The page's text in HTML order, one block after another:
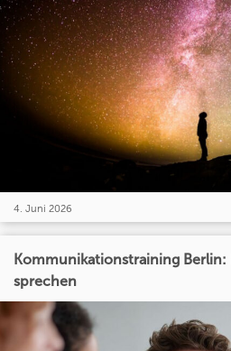
4. Juni 2026
Kommunikationstraining Berlin:
sprechen